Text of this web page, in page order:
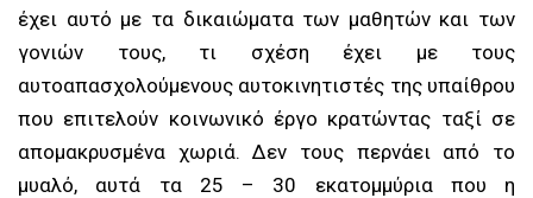
έχει αυτό με τα δικαιώματα των μαθητών και των
γονιών τους, τι σχέση έχει με τους
αυτοαπασχολούμενους αυτοκινητιστές της υπαίθρου
που επιτελούν κοινωνικό έργο κρατώντας ταξί σε
απομακρυσμένα χωριά. Δεν τους περνάει από το
μυαλό, αυτά τα 25 – 30 εκατομμύρια που η